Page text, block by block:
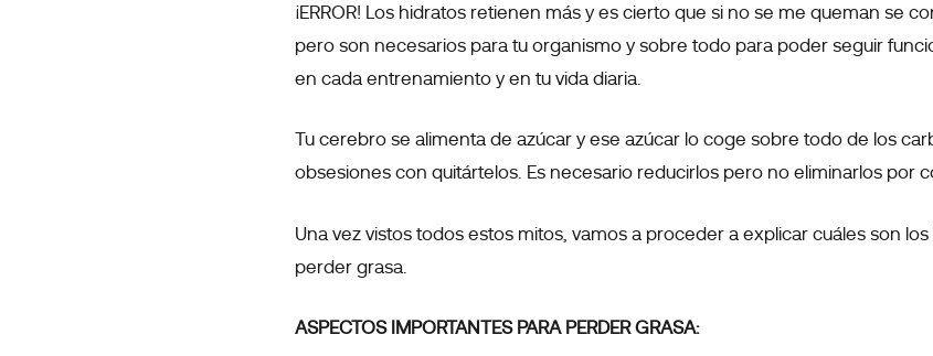
¡ERROR! Los hidratos retienen más y es cierto que si no se me queman se
pero son necesarios para tu organismo y sobre todo para poder seguir
en cada entrenamiento y en tu vida diaria.
Tu cerebro se alimenta de azúcar y ese azúcar lo coge sobre todo de los
obsesiones con quitártelos. Es necesario reducirlos pero no eliminarlos por
Una vez vistos todos estos mitos, vamos a proceder a explicar cuáles son
perder grasa.
ASPECTOS IMPORTANTES PARA PERDER GRASA: